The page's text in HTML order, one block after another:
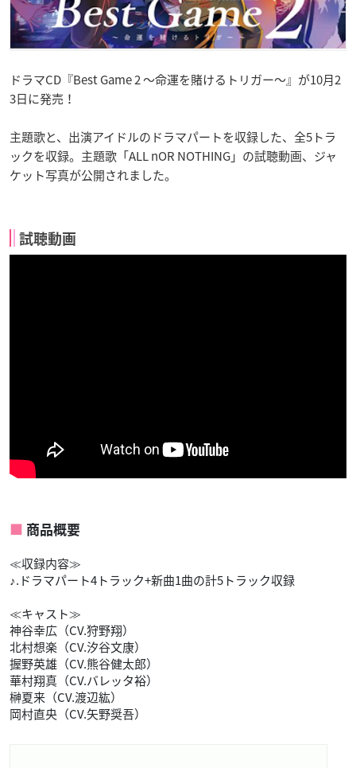
ドラマCD『Best Game 2 ～命運を賭けるトリガー～』が10月2
3日に発売！
主題歌と、出演アイドルのドラマパートを収録した、全5トラ
ックを収録。主題歌「ALL nOR NOTHING」の試聴動画、ジャ
ケット写真が公開されました。
試聴動画
商品概要
≪収録内容≫
♪.ドラマパート4トラック+新曲1曲の計5トラック収録
≪キャスト≫
神谷幸広（CV.狩野翔）
北村想楽（CV.汐谷文康）
握野英雄（CV.熊谷健太郎）
華村翔真（CV.バレッタ裕）
榊夏来（CV.渡辺紘）
岡村直央（CV.矢野奨吾）